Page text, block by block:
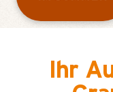
Ihr